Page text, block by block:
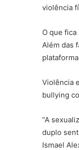
violência
O que
Além das
Violência
bullying
“A
duplo
Ismael